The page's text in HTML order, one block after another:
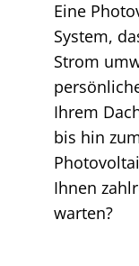
Eine
System,
Strom
Ihrem
bis hin
Ihnen
warten?